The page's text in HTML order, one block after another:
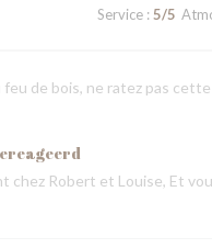
Service: 5/5
de bois, ne ratez pas
chez Robert et Louise, Et